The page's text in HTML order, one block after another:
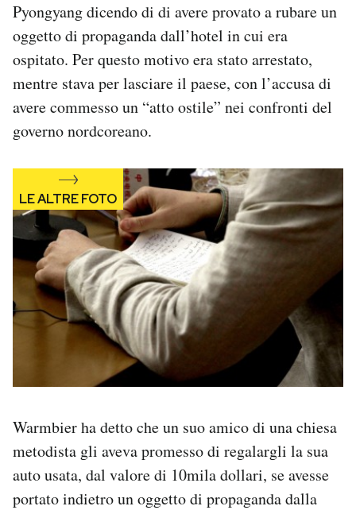
Newsletter
Notifiche mobile
Regala il Post
Hai bisogno di aiuto?
Esci
Pyongyang dicendo di di avere provato a rubare un
oggetto di propaganda dall’hotel in cui era
ospitato. Per questo motivo era stato arrestato,
mentre stava per lasciare il paese, con l’accusa di
avere commesso un “atto ostile” nei confronti del
governo nordcoreano.
Warmbier ha detto che un suo amico di una chiesa
metodista gli aveva promesso di regalargli la sua
auto usata, dal valore di 10mila dollari, se avesse
portato indietro un oggetto di propaganda dalla